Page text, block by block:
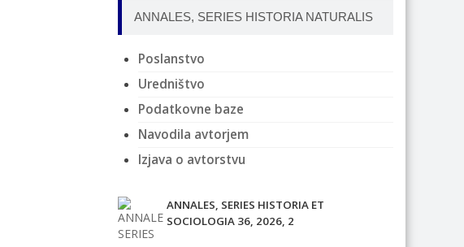
ANNALES, SERIES HISTORIA NATURALIS
Poslanstvo
Uredništvo
Podatkovne baze
Navodila avtorjem
Izjava o avtorstvu
ANNALES, SERIES HISTORIA ET
SOCIOLOGIA 36, 2026, 2